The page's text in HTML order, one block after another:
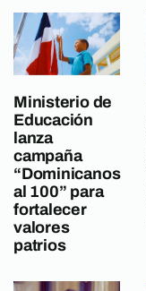
Ministerio de
Educación
lanza
campaña
“Dominicanos
al 100” para
fortalecer
valores
patrios